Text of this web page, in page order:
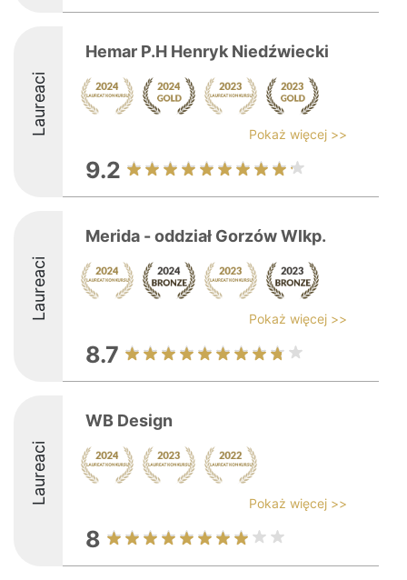
Laureaci
Hemar P.H Henryk Niedźwiecki
Pokaż więcej >>
9.2
Laureaci
Merida - oddział Gorzów Wlkp.
Pokaż więcej >>
8.7
Laureaci
WB Design
Pokaż więcej >>
8